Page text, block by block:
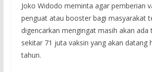
Joko Widodo meminta agar pemberian
penguat atau booster bagi masyarakat
digencarkan mengingat masih akan ada
sekitar 71 juta vaksin yang akan datang
tahun.